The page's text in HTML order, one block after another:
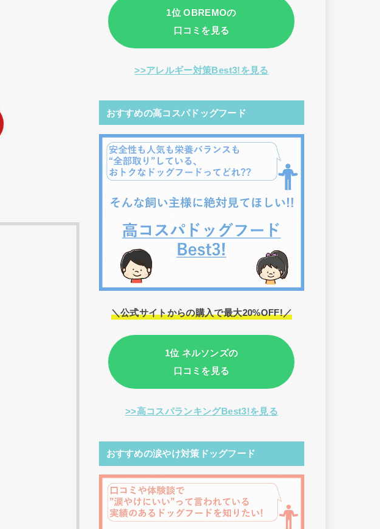
1位 OBREMOの
口コミを見る
>>アレルギー対策Best3!を見る
おすすめの高コスパドッグフード
＼公式サイトからの購入で最大20%OFF!／
1位 ネルソンズの
口コミを見る
>>高コスパランキングBest3!を見る
おすすめの涙やけ対策ドッグフード